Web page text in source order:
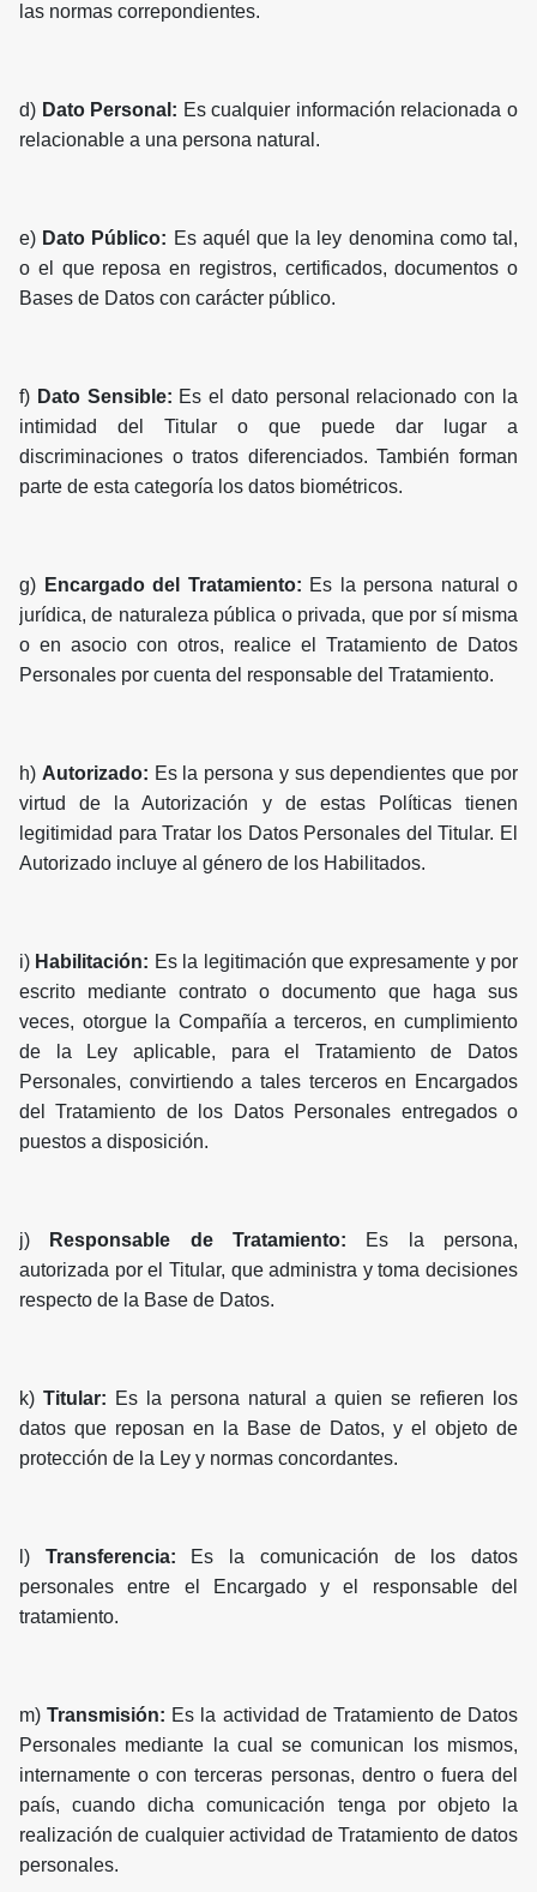
las normas correpondientes.
d) Dato Personal: Es cualquier información relacionada o
relacionable a una persona natural.
e) Dato Público: Es aquél que la ley denomina como tal,
o el que reposa en registros, certificados, documentos o
Bases de Datos con carácter público.
f) Dato Sensible: Es el dato personal relacionado con la
intimidad del Titular o que puede dar lugar a
discriminaciones o tratos diferenciados. También forman
parte de esta categoría los datos biométricos.
g) Encargado del Tratamiento: Es la persona natural o
jurídica, de naturaleza pública o privada, que por sí misma
o en asocio con otros, realice el Tratamiento de Datos
Personales por cuenta del responsable del Tratamiento.
h) Autorizado: Es la persona y sus dependientes que por
virtud de la Autorización y de estas Políticas tienen
legitimidad para Tratar los Datos Personales del Titular. El
Autorizado incluye al género de los Habilitados.
i) Habilitación: Es la legitimación que expresamente y por
escrito mediante contrato o documento que haga sus
veces, otorgue la Compañía a terceros, en cumplimiento
de la Ley aplicable, para el Tratamiento de Datos
Personales, convirtiendo a tales terceros en Encargados
del Tratamiento de los Datos Personales entregados o
puestos a disposición.
j) Responsable de Tratamiento: Es la persona,
autorizada por el Titular, que administra y toma decisiones
respecto de la Base de Datos.
k) Titular: Es la persona natural a quien se refieren los
datos que reposan en la Base de Datos, y el objeto de
protección de la Ley y normas concordantes.
l) Transferencia: Es la comunicación de los datos
personales entre el Encargado y el responsable del
tratamiento.
m)Transmisión: Es la actividad de Tratamiento de Datos
Personales mediante la cual se comunican los mismos,
internamente o con terceras personas, dentro o fuera del
país, cuando dicha comunicación tenga por objeto la
realización de cualquier actividad de Tratamiento de datos
personales.